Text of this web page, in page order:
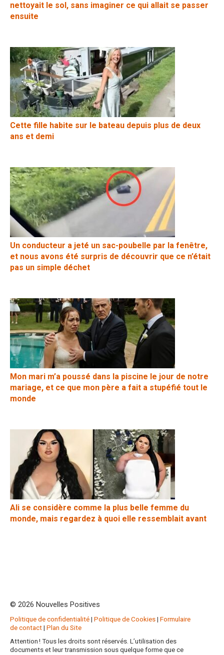
nettoyait le sol, sans imaginer ce qui allait se passer
ensuite
Cette fille habite sur le bateau depuis plus de deux
ans et demi
Un conducteur a jeté un sac-poubelle par la fenêtre,
et nous avons été surpris de découvrir que ce n’était
pas un simple déchet
Mon mari m’a poussé dans la piscine le jour de notre
mariage, et ce que mon père a fait a stupéfié tout le
monde
Ali se considère comme la plus belle femme du
monde, mais regardez à quoi elle ressemblait avant
© 2026 Nouvelles Positives
Politique de confidentialité| Politique de Cookies| Formulaire
de contact| Plan du Site
Attention ! Tous les droits sont réservés. L’utilisation des
documents et leur transmission sous quelque forme que ce